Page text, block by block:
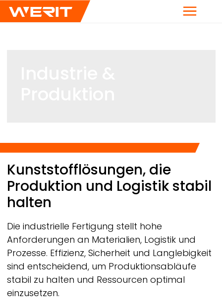
Menü
Breadcrumb
Kunststofflösungen, die
Produktion und Logistik stabil
halten
Die industrielle Fertigung stellt hohe
Anforderungen an Materialien, Logistik und
Prozesse. Effizienz, Sicherheit und Langlebigkeit
sind entscheidend, um Produktionsabläufe
stabil zu halten und Ressourcen optimal
einzusetzen.